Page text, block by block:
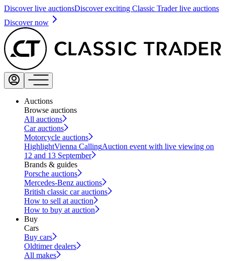
Discover live auctionsDiscover exciting Classic Trader live auctions
Discover now
Auctions
Browse auctions
All auctions
Car auctions
Motorcycle auctions
HighlightVienna CallingAuction event with live viewing on
12 and 13 September
Brands & guides
Porsche auctions
Mercedes-Benz auctions
British classic car auctions
How to sell at auction
How to buy at auction
Buy
Cars
Buy cars
Oldtimer dealers
All makes